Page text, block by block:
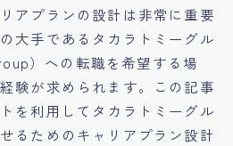
アプランの設計は非常に重要
大手であるタカラトミーグル
）への転職を希望する場
験が求められます。この記事
を利用してタカラトミーグル
るためのキャリアプラン設計